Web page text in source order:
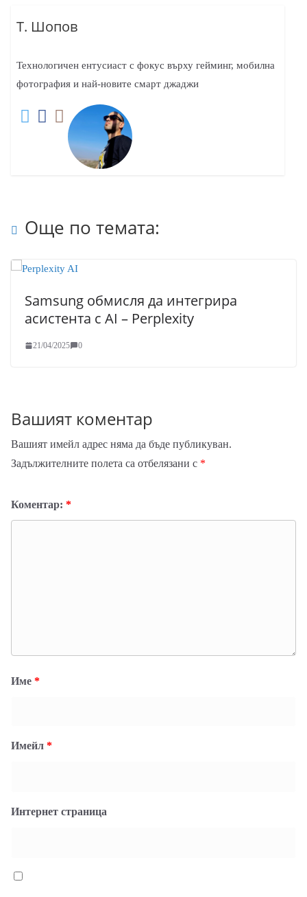
Т. Шопов
Технологичен ентусиаст с фокус върху гейминг, мобилна
фотография и най-новите смарт джаджи
Още по темата:
Samsung обмисля да интегрира
асистента с AI – Perplexity
21/04/2025 0
Вашият коментар
Вашият имейл адрес няма да бъде публикуван.
Задължителните полета са отбелязани с *
Коментар: *
Име *
Имейл *
Интернет страница